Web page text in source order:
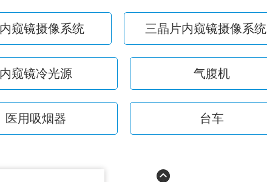
窥镜摄像系统 三晶片内窥镜摄像系统
内窥镜冷光源 气腹机
医用吸烟器 台车